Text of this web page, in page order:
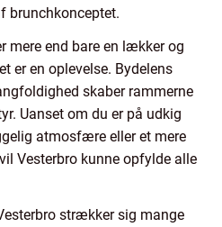
brunchkonceptet.
mere end bare en lækker og
er en oplevelse. Bydelens
skaber rammerne
Uanset om du er på udkig
atmosfære eller et mere
Vesterbro kunne opfylde alle
strækker sig mange